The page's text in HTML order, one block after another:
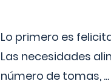
Lo primero es
Las necesidades
número de tomas, ...